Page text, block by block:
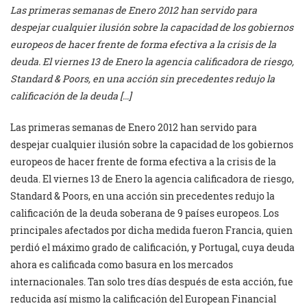
Las primeras semanas de Enero 2012 han servido para
despejar cualquier ilusión sobre la capacidad de los gobiernos
europeos de hacer frente de forma efectiva a la crisis de la
deuda. El viernes 13 de Enero la agencia calificadora de riesgo,
Standard & Poors, en una acción sin precedentes redujo la
calificación de la deuda […]
Las primeras semanas de Enero 2012 han servido para
despejar cualquier ilusión sobre la capacidad de los gobiernos
europeos de hacer frente de forma efectiva a la crisis de la
deuda. El viernes 13 de Enero la agencia calificadora de riesgo,
Standard & Poors, en una acción sin precedentes redujo la
calificación de la deuda soberana de 9 países europeos. Los
principales afectados por dicha medida fueron Francia, quien
perdió el máximo grado de calificación, y Portugal, cuya deuda
ahora es calificada como basura en los mercados
internacionales. Tan solo tres días después de esta acción, fue
reducida así mismo la calificación del European Financial